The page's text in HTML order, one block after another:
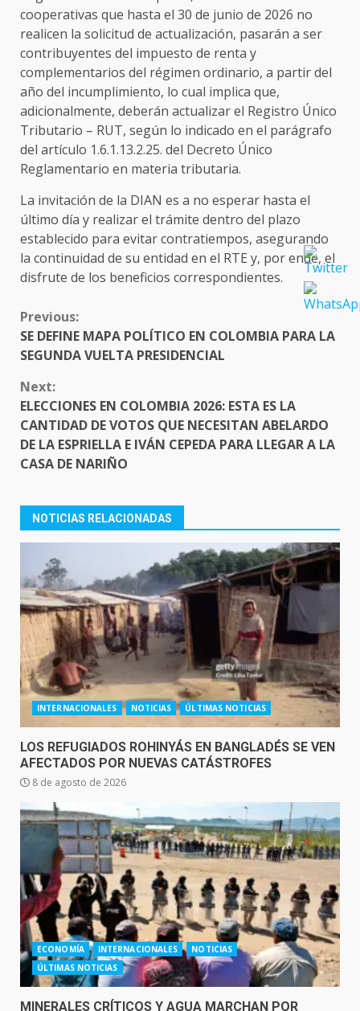
cooperativas que hasta el 30 de junio de 2026 no
realicen la solicitud de actualización, pasarán a ser
contribuyentes del impuesto de renta y
complementarios del régimen ordinario, a partir del
año del incumplimiento, lo cual implica que,
adicionalmente, deberán actualizar el Registro Único
Tributario – RUT, según lo indicado en el parágrafo
del artículo 1.6.1.13.2.25. del Decreto Único
Reglamentario en materia tributaria.
La invitación de la DIAN es a no esperar hasta el
último día y realizar el trámite dentro del plazo
establecido para evitar contratiempos, asegurando
la continuidad de su entidad en el RTE y, por ende, el
disfrute de los beneficios correspondientes.
CONTINUE
READING
Previous:
SE DEFINE MAPA POLÍTICO EN COLOMBIA PARA LA
SEGUNDA VUELTA PRESIDENCIAL
Next:
ELECCIONES EN COLOMBIA 2026: ESTA ES LA
CANTIDAD DE VOTOS QUE NECESITAN ABELARDO
DE LA ESPRIELLA E IVÁN CEPEDA PARA LLEGAR A LA
CASA DE NARIÑO
NOTICIAS RELACIONADAS
INTERNACIONALES NOTICIAS ÚLTIMAS NOTICIAS
LOS REFUGIADOS ROHINYÁS EN BANGLADÉS SE VEN
AFECTADOS POR NUEVAS CATÁSTROFES
8 de agosto de 2026
ECONOMÍA INTERNACIONALES
NOTICIAS
ÚLTIMAS NOTICIAS
MINERALES CRÍTICOS Y AGUA MARCHAN POR